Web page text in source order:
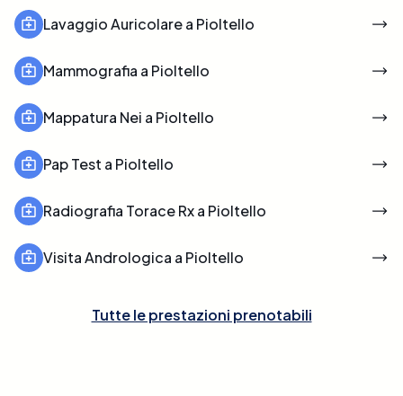
Lavaggio Auricolare a Pioltello
Mammografia a Pioltello
Mappatura Nei a Pioltello
Pap Test a Pioltello
Radiografia Torace Rx a Pioltello
Visita Andrologica a Pioltello
Tutte le prestazioni prenotabili